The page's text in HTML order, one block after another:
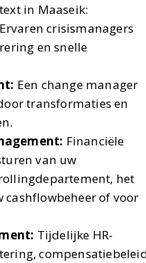
in Maaseik:
crisismanagers
en snelle
Een change manager
transformaties en
Financiële
van uw
het
of voor
Tijdelijke HR-